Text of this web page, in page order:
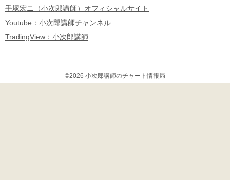
手塚宏ニ（小次郎講師）オフィシャルサイト
Youtube：小次郎講師チャンネル
TradingView：小次郎講師
©2026 小次郎講師のチャート情報局